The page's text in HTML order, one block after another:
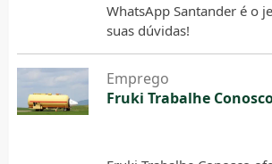
WhatsApp Santander é o
suas dúvidas!
Emprego
Fruki Trabalhe